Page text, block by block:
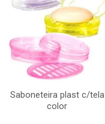
Saboneteira plast c/tela
color